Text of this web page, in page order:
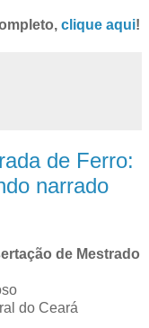
clique aqui!
de Ferro:
narrado
de Mestrado
do Ceará